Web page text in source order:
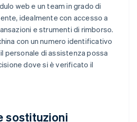
web e un team in grado di
idealmente con accesso a
e strumenti di rimborso.
con un numero identificativo
personale di assistenza possa
dove si è verificato il
sostituzioni